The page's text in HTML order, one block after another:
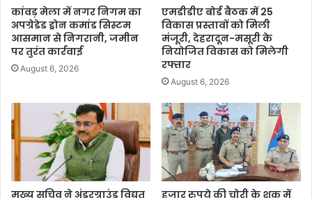
कांवड़ मेला में नगर निगम का
अपग्रेडेड ड्रोन कमांड सिस्टम
आसमान से निगरानी, जमीन
पर तुरंत कार्रवाई
August 6, 2026
एमडीडीए बोर्ड बैठक में 25
विकास प्रस्तावों को मिली
मंजूरी, देहरादून-मसूरी के
नियोजित विकास को मिलेगी
रफ्तार
August 6, 2026
मुख्य सचिव ने अंडरग्राउंड विद्युत
हजार रुपये की चोरी के शक में